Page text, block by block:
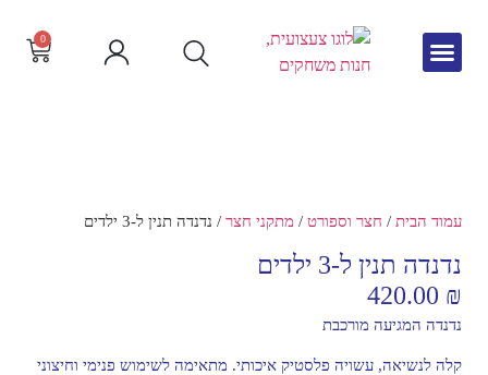
0
עמוד הבית / חצר וספורט / מתקני חצר / נדנדה תנין ל-3 ילדים
נדנדה תנין ל-3 ילדים
420.00 ₪
נדנדה המגיעה מורכבת
קלה לנשיאה, עשויה פלסטיק איכותי. מתאימה לשימוש פנימי וחיצוני